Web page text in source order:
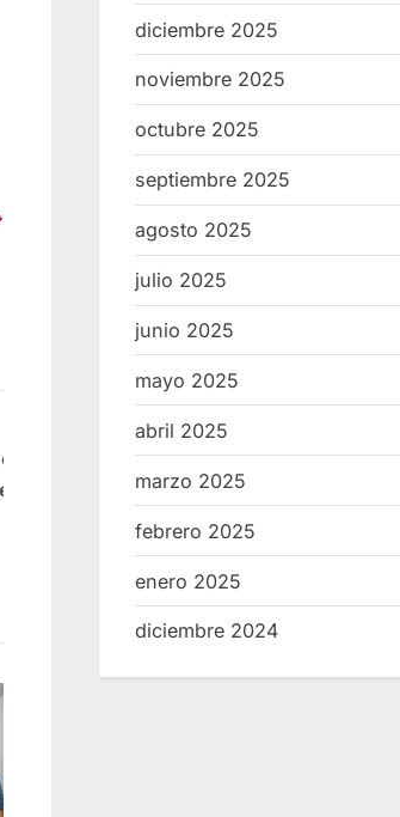
Consolidan IDEFT y Canaco
alianza por mejor capital
humano
Noticias
diciembre 2025
noviembre 2025
octubre 2025
septiembre 2025
agosto 2025
julio 2025
junio 2025
mayo 2025
abril 2025
marzo 2025
febrero 2025
enero 2025
diciembre 2024